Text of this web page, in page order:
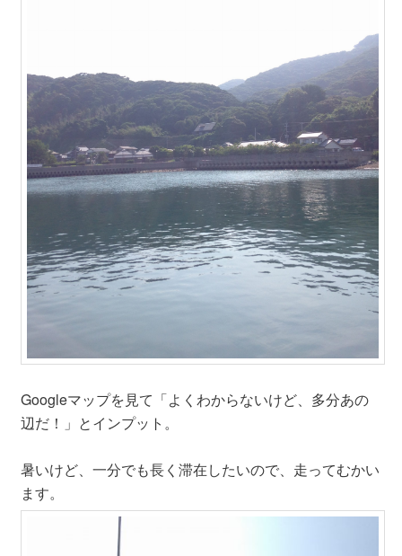
Googleマップを見て「よくわからないけど、多分あの
辺だ！」とインプット。
暑いけど、一分でも長く滞在したいので、走ってむかい
ます。